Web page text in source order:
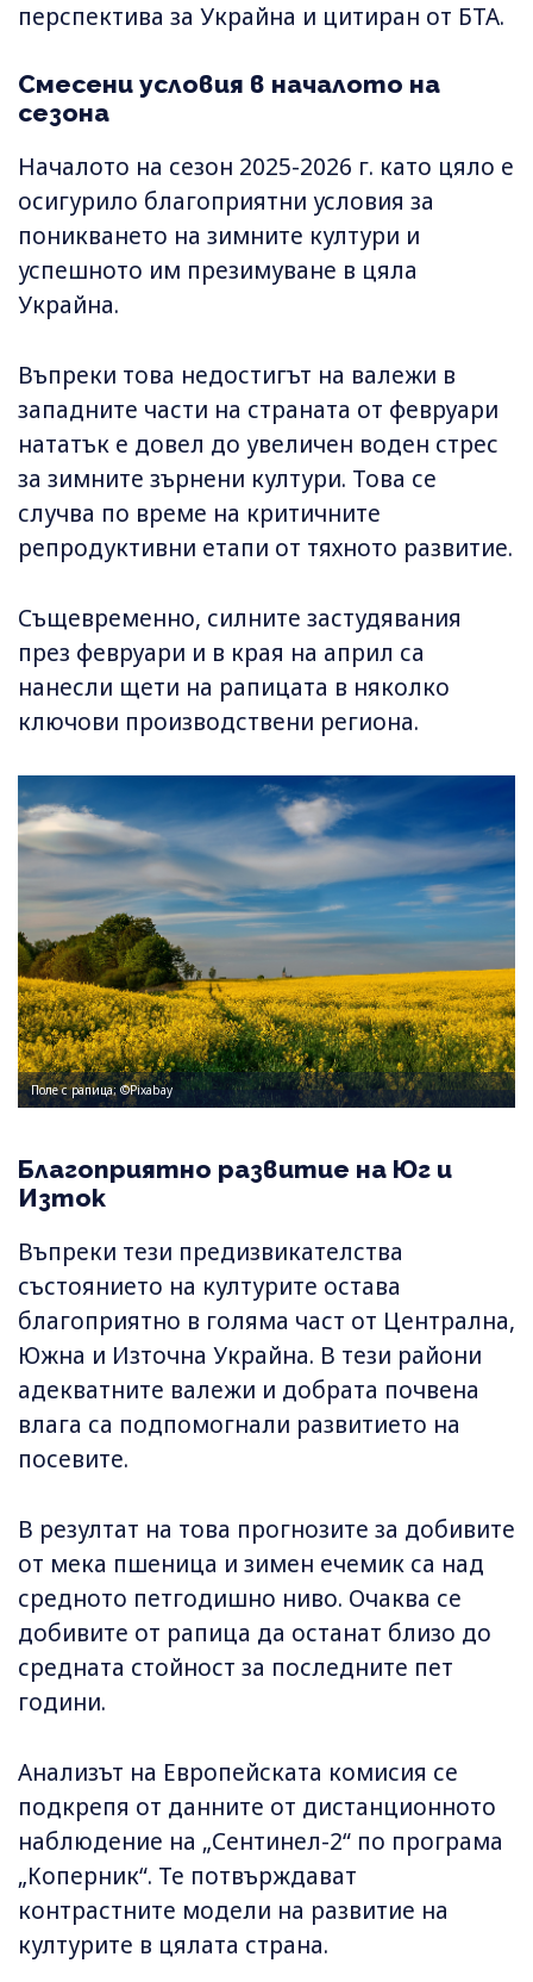
перспектива за Украйна и цитиран от БТА.
Смесени условия в началото на
сезона
Началото на сезон 2025-2026 г. като цяло е
осигурило благоприятни условия за
поникването на зимните култури и
успешното им презимуване в цяла
Украйна.
Въпреки това недостигът на валежи в
западните части на страната от февруари
нататък е довел до увеличен воден стрес
за зимните зърнени култури. Това се
случва по време на критичните
репродуктивни етапи от тяхното развитие.
Същевременно, силните застудявания
през февруари и в края на април са
нанесли щети на рапицата в няколко
ключови производствени региона.
Поле с рапица; ©Pixabay
Благоприятно развитие на Юг и
Изток
Въпреки тези предизвикателства
състоянието на културите остава
благоприятно в голяма част от Централна,
Южна и Източна Украйна. В тези райони
адекватните валежи и добрата почвена
влага са подпомогнали развитието на
посевите.
В резултат на това прогнозите за добивите
от мека пшеница и зимен ечемик са над
средното петгодишно ниво. Очаква се
добивите от рапица да останат близо до
средната стойност за последните пет
години.
Анализът на Европейската комисия се
подкрепя от данните от дистанционното
наблюдение на „Сентинел-2“ по програма
„Коперник“. Те потвърждават
контрастните модели на развитие на
културите в цялата страна.